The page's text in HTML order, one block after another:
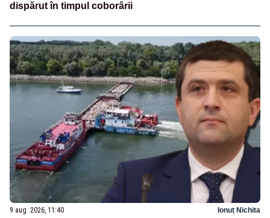
dispărut în timpul coborârii
9 aug. 2026, 11:40 Ionuț Nichita